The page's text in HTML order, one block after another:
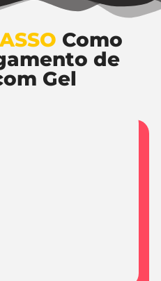
Como
de
Gel